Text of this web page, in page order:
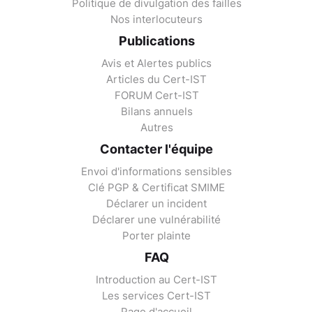
Politique de divulgation des failles
Nos interlocuteurs
Publications
Avis et Alertes publics
Articles du Cert-IST
FORUM Cert-IST
Bilans annuels
Autres
Contacter l'équipe
Envoi d'informations sensibles
Clé PGP & Certificat SMIME
Déclarer un incident
Déclarer une vulnérabilité
Porter plainte
FAQ
Introduction au Cert-IST
Les services Cert-IST